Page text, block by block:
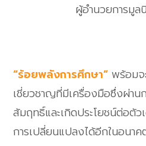
ผู้อำนวยการมู
“ร้อยพลังการศึกษา”พร้อมจ
เชี่ยวชาญที่มีเครื่องมือซึ่งผ่าน
สัมฤทธิ์และเกิดประโยชน์ต่อตัว
การเปลี่ยนแปลงได้อีกในอนา